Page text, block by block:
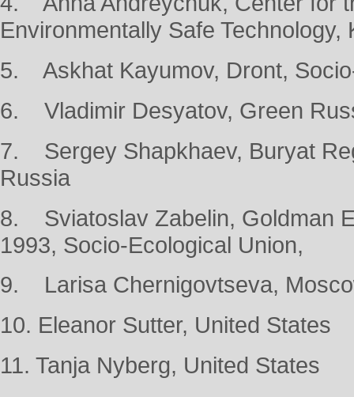
Environmentally Safe Technology,
5. Askhat Kayumov, Dront,
6. Vladimir Desyatov, Green
7. Sergey Shapkhaev, Buryat
Russia
8. Sviatoslav Zabelin, Goldman
1993, Socio-Ecological
9. Larisa Chernigovtseva,
10. Eleanor Sutter, United States
11. Tanja Nyberg, United States